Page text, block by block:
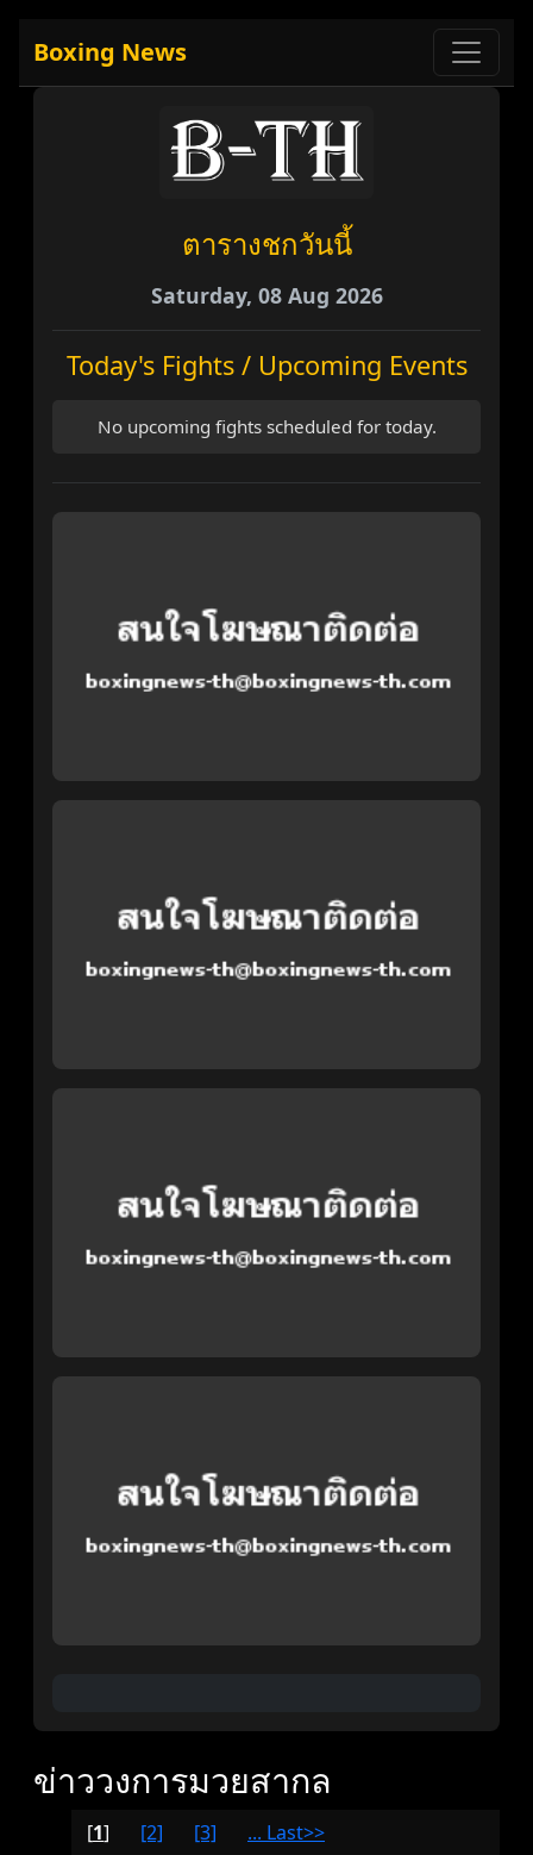
Boxing News
ตารางชกวันนี้
Saturday, 08 Aug 2026
Today's Fights / Upcoming Events
No upcoming fights scheduled for today.
ข่าววงการมวยสากล
[1] [2] [3]
... Last>>